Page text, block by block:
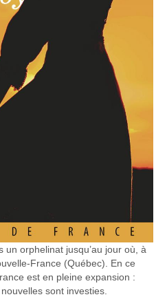
orphelinat jusqu’au jour où, à
France (Québec). En ce
est en pleine expansion :
sont investies.